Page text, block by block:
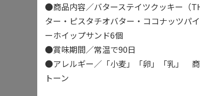
●商品内容／バターステイツクッキー（
ター・ピスタチオバター・ココナッツパ
ーホイップサンド6個
●賞味期間／常温で90日
●アレルギー／「小麦」「卵」「乳」
トーン